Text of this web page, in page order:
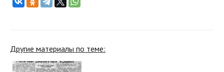
Другие материалы по теме: